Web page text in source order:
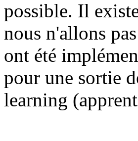
possible. Il
nous n'allons
ont été
pour une sortie
learning